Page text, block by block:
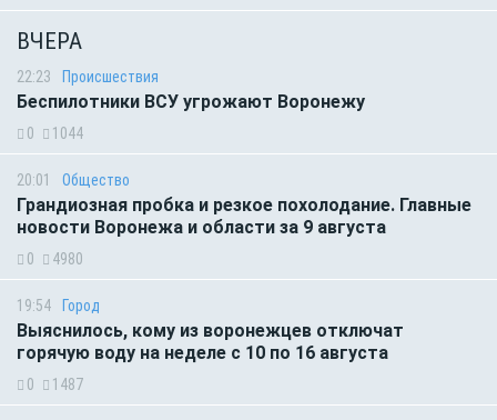
ВЧЕРА
22:23 Происшествия
Беспилотники ВСУ угрожают Воронежу
0 1044
20:01 Общество
Грандиозная пробка и резкое похолодание. Главные
новости Воронежа и области за 9 августа
0 4980
19:54 Город
Выяснилось, кому из воронежцев отключат
горячую воду на неделе с 10 по 16 августа
0 1487